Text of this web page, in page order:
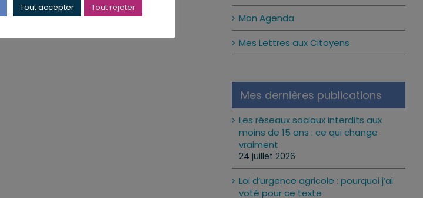
Mon Agenda
Mes Lettres aux Citoyens
Mes dernières publications
Les réseaux sociaux interdits aux
moins de 15 ans : ce qui change
vraiment
24 juillet 2026
Loi d’urgence agricole : pourquoi j’ai
voté pour ce texte
Tout accepter Tout rejeter